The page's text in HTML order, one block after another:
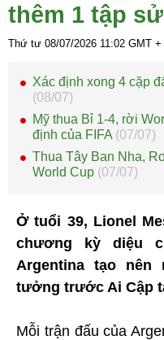
thêm 1 tập
Thứ tư 08/07/2026 11:02 GMT +
Xác định xong 4 cặp
(08/07)
Mỹ thua Bỉ 1-4, rời
định của FIFA (07/07)
Thua Tây Ban Nha,
World Cup (07/07)
Ở tuổi 39, Lionel
chương kỳ diệu
Argentina tạo nên
tưởng trước Ai Cập
Mỗi trận đấu của